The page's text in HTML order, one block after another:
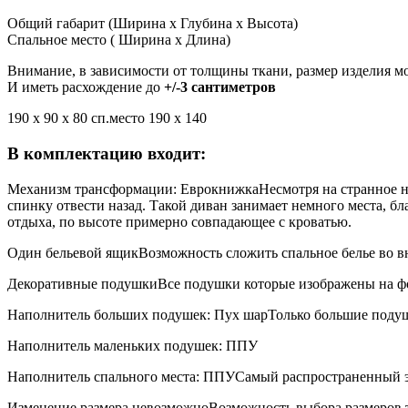
Общий габарит (Ширина x Глубина x Высота)
Спальное место ( Ширина x Длина)
Внимание, в зависимости от толщины ткани, размер изделия
И иметь расхождение до +/-3 сантиметров
190 x 90 x 80 сп.место 190 x 140
В комплектацию входит:
Механизм трансформации: ЕврокнижкаНесмотря на странное
спинку отвести назад. Такой диван занимает немного места,
отдыха, по высоте примерно совпадающее с кроватью.
Один бельевой ящикВозможность сложить спальное белье во
Декоративные подушкиВсе подушки которые изображены на
Наполнитель больших подушек: Пух шарТолько большие
Наполнитель маленьких подушек: ППУ
Наполнитель спального места: ППУСамый распространенный